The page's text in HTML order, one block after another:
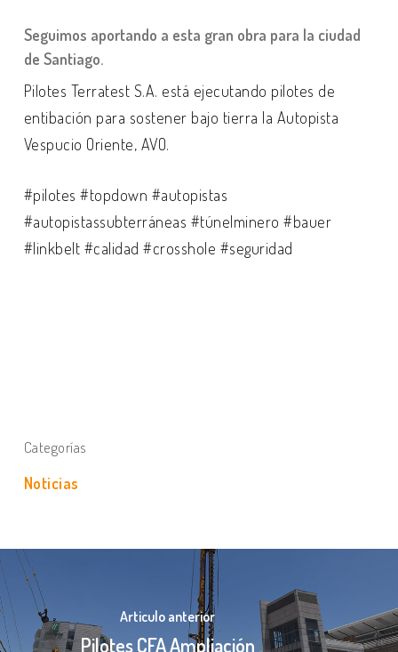
Seguimos aportando a esta gran obra para la ciudad
de Santiago.
Pilotes Terratest S.A. está ejecutando pilotes de
entibación para sostener bajo tierra la Autopista
Vespucio Oriente, AVO.
#pilotes #topdown #autopistas
#autopistassubterráneas #túnelminero #bauer
#linkbelt #calidad #crosshole #seguridad
Categorías
Noticias
Articulo anterior
Pilotes CFA Ampliación